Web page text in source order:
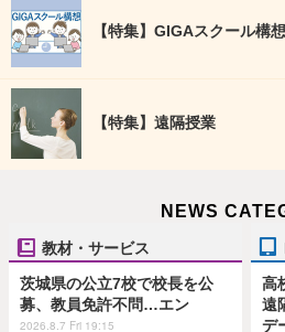
【特集】GIGAスクール構想
【特集】遠隔授業
NEWS
教材・サービス
茨城県の公立7校で校長を公
募、教員免許不問…エン
2026.8.7 Fri 19:15
高
遠
デ